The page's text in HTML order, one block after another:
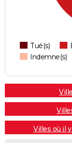
Tué(s)
Indemne(s)
Villes où il